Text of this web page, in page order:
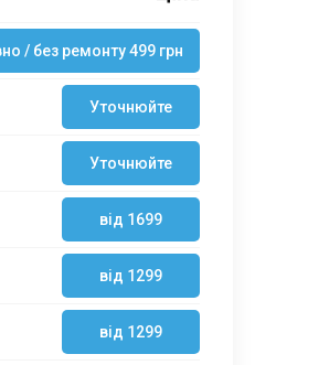
/ без ремонту 499 грн
Уточнюйте
Уточнюйте
від 1699
від 1299
від 1299